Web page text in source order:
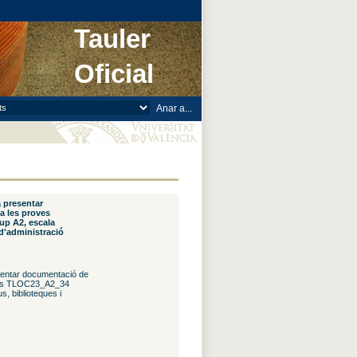
Tauler
Oficial
presentar
les proves
A2, escala
documentació de
TLOC23_A2_34
biblioteques i